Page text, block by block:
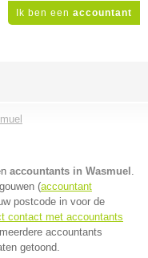
Ik ben een accountant
accountants in Wasmuel .
(accountant
postcode in voor de
contact met accountants
accountants
getoond.